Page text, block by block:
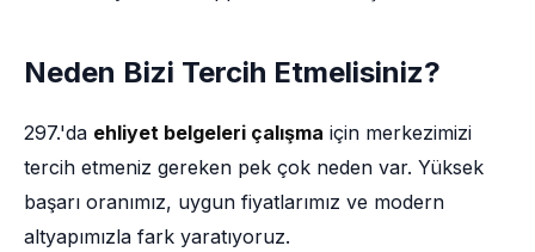
Neden Bizi Tercih Etmelisiniz?
297.'da ehliyet belgeleri çalışma için merkezimizi
tercih etmeniz gereken pek çok neden var. Yüksek
başarı oranımız, uygun fiyatlarımız ve modern
altyapımızla fark yaratıyoruz.